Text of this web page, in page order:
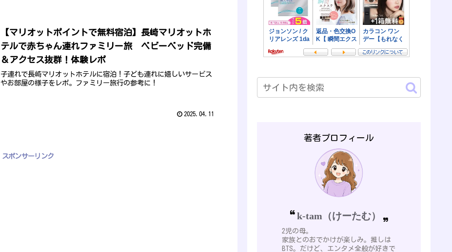
【マリオットポイントで無料宿泊】長崎マリオットホ
テルで赤ちゃん連れファミリー旅 ベビーベッド完備
＆アクセス抜群！体験レポ
子連れで長崎マリオットホテルに宿泊！子ども連れに嬉しいサービス
やお部屋の様子をレポ。ファミリー旅行の参考に！
2025.04.11
スポンサーリンク
著者プロフィール
k-tam（けーたむ）
2児の母。
家族とのおでかけが楽しみ。推しは
BTS。だけど、エンタメ全般が好きで